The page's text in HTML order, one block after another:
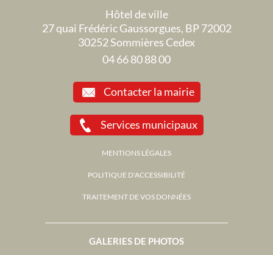
GALERIES DE PHOTOS
Hôtel de ville
27 quai Frédéric Gaussorgues, BP 72002
30252 Sommières Cedex
04 66 80 88 00
Contacter la mairie
Services municipaux
MENTIONS LÉGALES
POLITIQUE D'ACCESSIBILITÉ
TRAITEMENT DE VOS DONNÉES